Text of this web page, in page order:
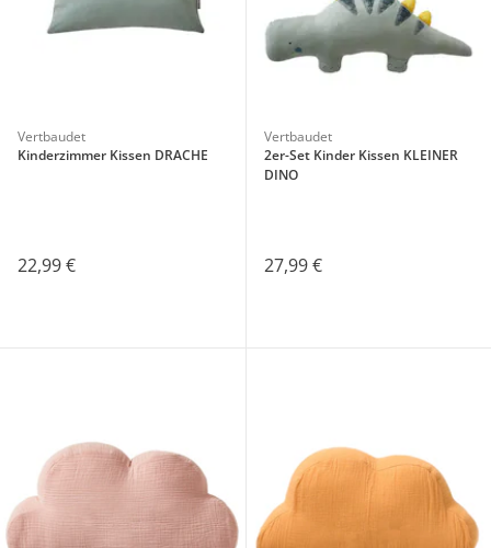
Vertbaudet
Kinderzimmer Kissen DRACHE
22,99 €
Vertbaudet
2er-Set Kinder Kissen KLEINER
DINO
27,99 €